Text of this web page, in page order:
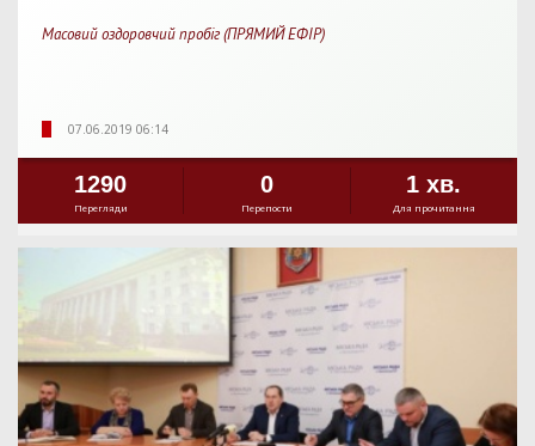
Масовий оздоровчий пробіг (ПРЯМИЙ ЕФІР)
07.06.2019 06:14
1290
Перегляди
0
Перепости
1 хв.
Для прочитання